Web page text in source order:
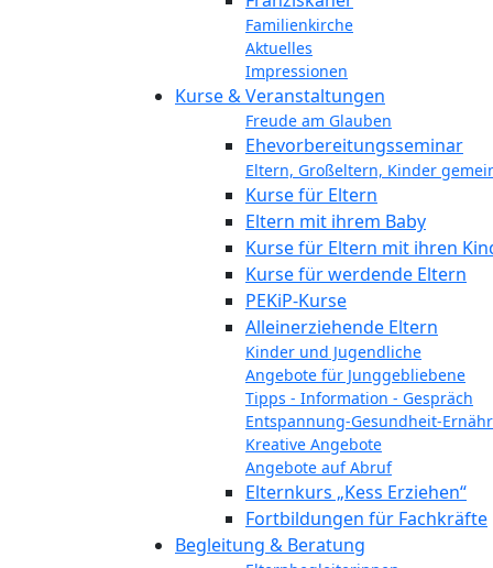
Familienkirche
Aktuelles
Impressionen
Kurse & Veranstaltungen
Freude am Glauben
Ehevorbereitungsseminar
Eltern, Großeltern, Kinder
Kurse für Eltern
Eltern mit ihrem Baby
Kurse für Eltern mit ihren
Kurse für werdende Eltern
PEKiP-Kurse
Alleinerziehende Eltern
Kinder und Jugendliche
Angebote für Junggebliebene
Tipps - Information - Gespräch
Entspannung-Gesundheit-
Kreative Angebote
Angebote auf Abruf
Elternkurs „Kess Erziehen“
Fortbildungen für Fachkräfte
Begleitung & Beratung